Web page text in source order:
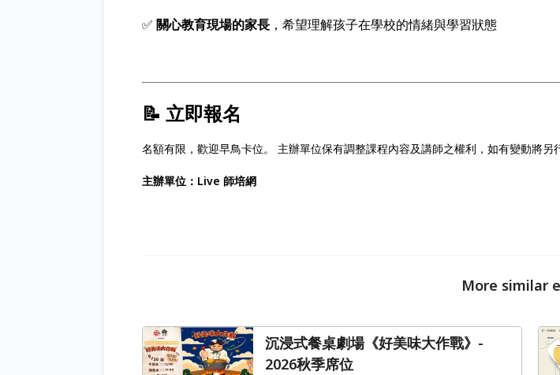
✅ 關心教育現場的家長 ，希望理解孩子在學校的情緒與學習狀態
📝 立即報名
名額有限，歡迎早鳥卡位。 主辦單位保有調整課程內容及講師之權利，如有變動將另
主辦單位：Live 師培網
More similar
沉浸式餐桌劇場《好美味大作戰》-
2026秋季席位